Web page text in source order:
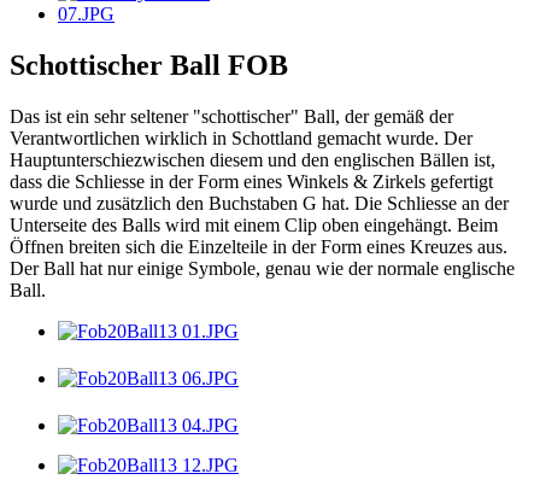
Schottischer Ball FOB
Das ist ein sehr seltener "schottischer" Ball, der gemäß der
Verantwortlichen wirklich in Schottland gemacht wurde. Der
Hauptunterschiezwischen diesem und den englischen Bällen ist,
dass die Schliesse in der Form eines Winkels & Zirkels gefertigt
wurde und zusätzlich den Buchstaben G hat. Die Schliesse an der
Unterseite des Balls wird mit einem Clip oben eingehängt. Beim
Öffnen breiten sich die Einzelteile in der Form eines Kreuzes aus.
Der Ball hat nur einige Symbole, genau wie der normale englische
Ball.